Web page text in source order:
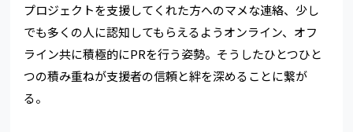
プロジェクトを支援してくれた方へのマメな連絡、少し
でも多くの人に認知してもらえるようオンライン、オフ
ライン共に積極的にPRを行う姿勢。そうしたひとつひと
つの積み重ねが支援者の信頼と絆を深めることに繋が
る。